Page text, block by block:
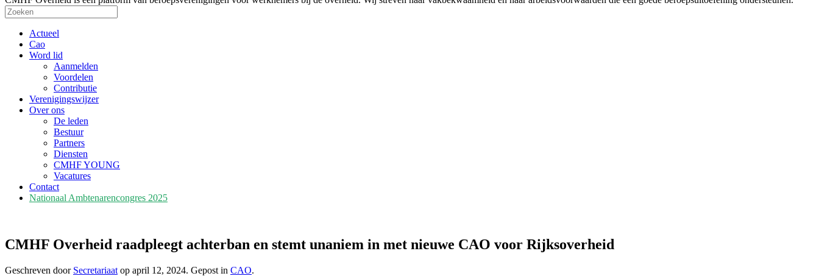
Actueel
Cao
Word lid
Aanmelden
Voordelen
Contributie
Verenigingswijzer
Over ons
De leden
Bestuur
Partners
Diensten
CMHF YOUNG
Vacatures
Contact
Nationaal Ambtenarencongres 2025
CMHF Overheid raadpleegt achterban en stemt unaniem in met nieuwe CAO voor Rijksoverheid
Geschreven door Secretariaat op april 12, 2024. Gepost in CAO.